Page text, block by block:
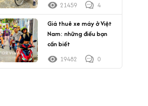
21459
4
Giá thuê xe máy ở Việt
Nam: những điều bạn
cần biết
19482
0